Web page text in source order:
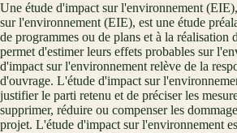
Une étude d'impact sur l'environnement
sur l'environnement (EIE), est une étude
de programmes ou de plans et à la réalisation
permet d'estimer leurs effets probables sur
d'impact sur l'environnement relève de la
d'ouvrage. L'étude d'impact sur
justifier le parti retenu et de préciser les
supprimer, réduire ou compenser les
projet. L'étude d'impact sur l'environnement